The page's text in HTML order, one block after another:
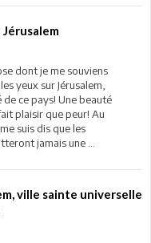
dont je me souviens
yeux sur Jérusalem,
de ce pays! Une beauté
plaisir que peur! Au
suis dis que les
jamais une ...
ville sainte universelle